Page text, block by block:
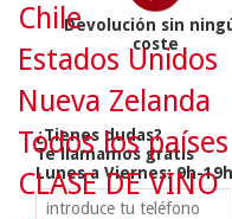
Devolución sin
coste
¿Tienes dudas?
Te llamamos gratis
Lunes a Viernes: 9h-19h
Chile
Estados Unidos
Nueva Zelanda
Todos los países
CLASE DE VINO